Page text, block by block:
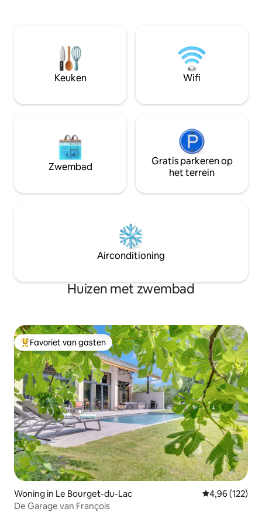
batterijen op te laden. Of je nu wilt
fietsen of wandelen met of zonder
sneeuwschoenwandelen, kom de
prachtige regionale paden ontdekken.
wachten 34
775 kilometer aan
ziet is wat je krijgt; kom en ervaar
magie"
Keuken Wifi
Zwembad
Gratis parkeren op
het terrein
Airconditioning
Huizen met zwembad
Topfavoriet van gasten
Favoriet van gasten
Woning in Le Bourget-du-Lac Gemiddelde
4,96 (122)
De Garage van François